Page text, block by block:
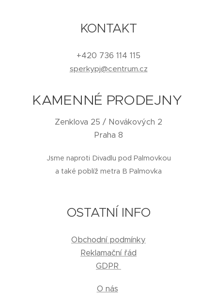
KONTAKT
+420 736 114 115
sperkypj@centrum.cz
KAMENNÉ PRODEJNY
Zenklova 25 / Novákových 2
Praha 8
Jsme naproti Divadlu pod Palmovkou
a také poblíž metra B Palmovka
OSTATNÍ INFO
Obchodní podmínky
Reklamační řád
GDPR
O nás